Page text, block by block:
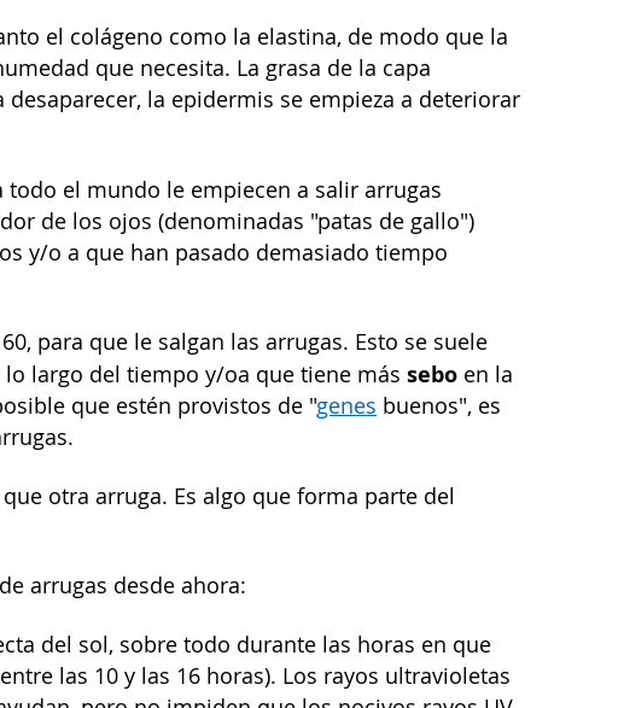
el colágeno como la elastina, de modo que la
que necesita. La grasa de la capa
la epidermis se empieza a deteriorar
el mundo le empiecen a salir arrugas
de los ojos (denominadas "patas de gallo")
y/o a que han pasado demasiado tiempo
para que le salgan las arrugas. Esto se suele
lo largo del tiempo y/oa que tiene más sebo en la
que estén provistos de "genes buenos", es
otra arruga. Es algo que forma parte del
arrugas desde ahora:
del sol, sobre todo durante las horas en que
las 10 y las 16 horas). Los rayos ultravioletas